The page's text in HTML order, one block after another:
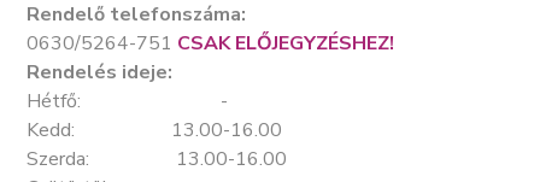
Rendelő telefonszáma:
0630/5264-751 CSAK ELŐJEGYZÉSHEZ!
Rendelés ideje:
Hétfő: -
Kedd: 13.00-16.00
Szerda: 13.00-16.00